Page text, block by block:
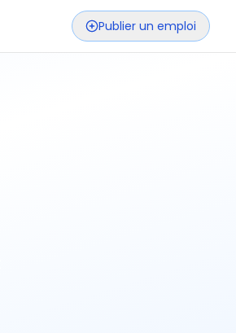
Publier un emploi